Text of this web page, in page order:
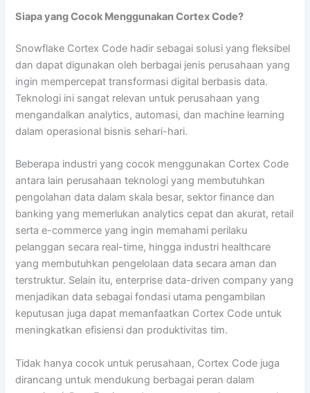
Siapa yang Cocok Menggunakan Cortex Code?
Snowflake Cortex Code hadir sebagai solusi yang fleksibel
dan dapat digunakan oleh berbagai jenis perusahaan yang
ingin mempercepat transformasi digital berbasis data.
Teknologi ini sangat relevan untuk perusahaan yang
mengandalkan analytics, automasi, dan machine learning
dalam operasional bisnis sehari-hari.
Beberapa industri yang cocok menggunakan Cortex Code
antara lain perusahaan teknologi yang membutuhkan
pengolahan data dalam skala besar, sektor finance dan
banking yang memerlukan analytics cepat dan akurat, retail
serta e-commerce yang ingin memahami perilaku
pelanggan secara real-time, hingga industri healthcare
yang membutuhkan pengelolaan data secara aman dan
terstruktur. Selain itu, enterprise data-driven company yang
menjadikan data sebagai fondasi utama pengambilan
keputusan juga dapat memanfaatkan Cortex Code untuk
meningkatkan efisiensi dan produktivitas tim.
Tidak hanya cocok untuk perusahaan, Cortex Code juga
dirancang untuk mendukung berbagai peran dalam